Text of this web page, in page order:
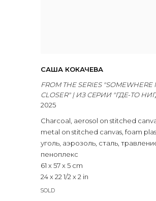
САША КОКАЧЕВА
FROM THE SERIES
CLOSER" | ИЗ СЕРИИ "ГДЕ-ТО
2025
Charcoal aerosol on stitched
metal on stitched canvas foam
уголь аэрозоль сталь
пеноплекс
61 x 57 x 5 cm
24 x 22 1/2 x 2 in
SOLD